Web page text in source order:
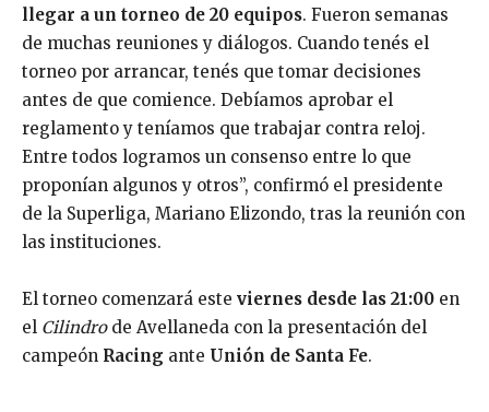
llegar a un torneo de 20 equipos. Fueron semanas
de muchas reuniones y diálogos. Cuando tenés el
torneo por arrancar, tenés que tomar decisiones
antes de que comience. Debíamos aprobar el
reglamento y teníamos que trabajar contra reloj.
Entre todos logramos un consenso entre lo que
proponían algunos y otros”, confirmó el presidente
de la Superliga, Mariano Elizondo, tras la reunión con
las instituciones.
El torneo comenzará este viernes desde las 21:00 en
el Cilindrode Avellaneda con la presentación del
campeón Racing ante Unión de Santa Fe.